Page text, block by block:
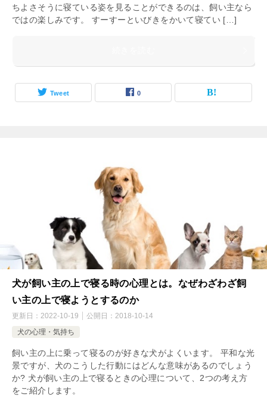
ちよさそうに寝ている姿を見ることができるのは、飼い主なら
ではの楽しみです。 すーすーといびきをかいて寝てい […]
Tweet 0
犬が飼い主の上で寝る時の心理とは。なぜわざわざ飼
い主の上で寝ようとするのか
更新日： 2022-10-19 公開日： 2018-10-14
犬の心理・気持ち
飼い主の上に乗って寝るのが好きな犬がよくいます。 平和な光
景ですが、犬のこうした行動にはどんな意味があるのでしょう
か? 犬が飼い主の上で寝るときの心理について、2つの考え方
をご紹介します。